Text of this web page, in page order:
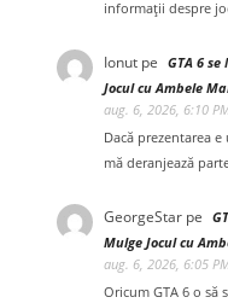
informații despre
Ionut pe GTA 6
Jocul cu Ambele
aug. 6, 2026, 6:10
Dacă prezentarea
mă deranjează
GeorgeStar pe
Mulge Jocul cu
aug. 6, 2026, 6:05
Oricum GTA 6 o